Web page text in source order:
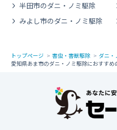
半田市のダニ・ノミ駆除
みよし市のダニ・ノミ駆除
トップページ 害虫・害獣駆除
ダニ・
愛知県あま市のダニ・ノミ駆除におすす